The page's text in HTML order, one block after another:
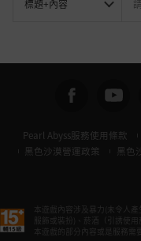
Pearl Abyss服務使用條款
黑色沙漠營運政策
黑色
本遊戲內容涉及暴力(未令人
服飾或裝扮)、菸酒（引誘使用
本遊戲的部分內容或是服務